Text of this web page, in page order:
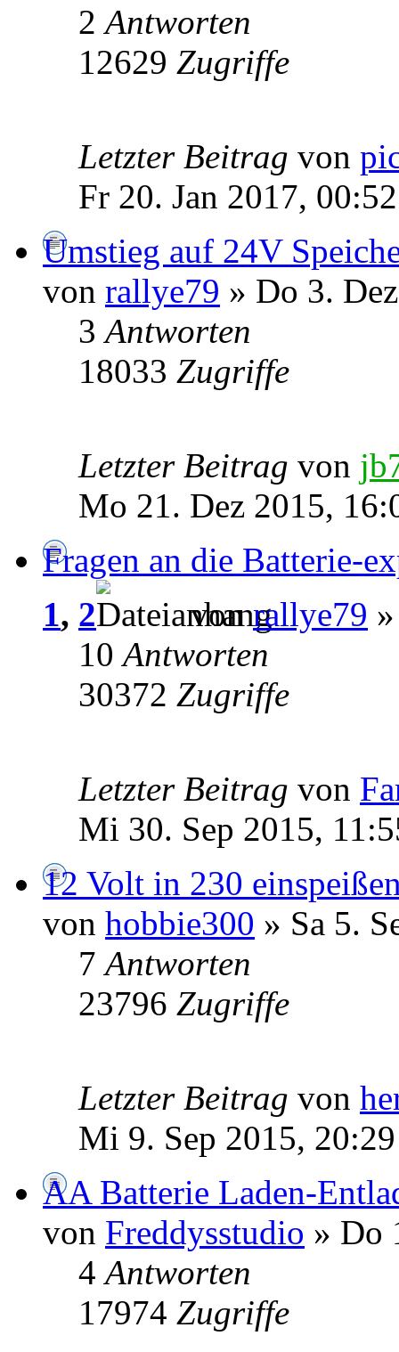
2Antworten
12629 Zugriffe
Letzter Beitrag von
Fr 20. Jan 2017, 00:52
Umstieg auf 24V
von rallye79 » Do 3.
3Antworten
18033 Zugriffe
Letzter Beitrag von
Mo 21. Dez 2015,
Fragen an die Batterie-
1, 2 vonrallye79
10Antworten
30372 Zugriffe
Letzter Beitrag von
Mi 30. Sep 2015,
12 Volt in 230
von hobbie300 » Sa 5.
7Antworten
23796 Zugriffe
Letzter Beitrag von
Mi 9. Sep 2015, 20:29
AA Batterie Laden-
von Freddysstudio » Do
4Antworten
17974 Zugriffe